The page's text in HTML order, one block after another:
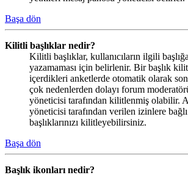
Başa dön
Kilitli başlıklar nedir?
Kilitli başlıklar, kullanıcıların ilgili
yazamaması için belirlenir. Bir başlık
içerdikleri anketlerde otomatik olarak
çok nedenlerden dolayı forum
yöneticisi tarafından kilitlenmiş olabilir.
yöneticisi tarafından verilen izinlere
başlıklarınızı kilitleyebilirsiniz.
Başa dön
Başlık ikonları nedir?